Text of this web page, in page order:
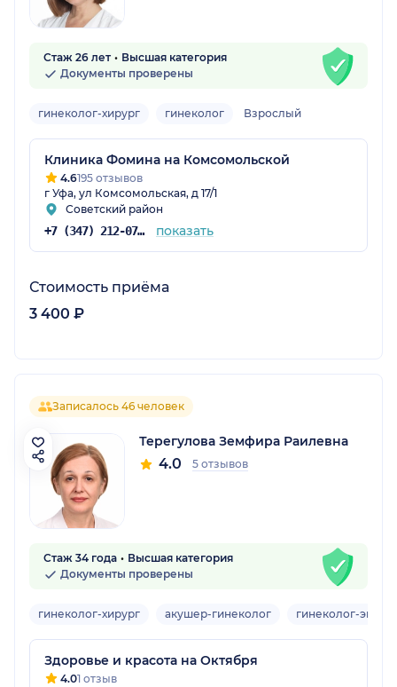
Стаж 26 лет
Высшая категория
Документы проверены
гинеколог-хирург гинеколог Взрослый
Клиника Фомина на Комсомольской
4.6195 отзывов
г Уфа, ул Комсомольская, д 17/1
Советский район
+7 (347) 212-07-05 показать
Стоимость приёма
3 400 ₽
Записалось 46 человек
Терегулова Земфира Раилевна
4.0 5 отзывов
Стаж 34 года
Высшая категория
Документы проверены
гинеколог-хирург акушер-гинеколог гинеколог-
Здоровье и красота на Октября
4.01 отзыв